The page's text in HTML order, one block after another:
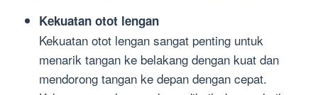
Kekuatan otot lengan
Kekuatan otot lengan sangat penting untuk
menarik tangan ke belakang dengan kuat dan
mendorong tangan ke depan dengan cepat.